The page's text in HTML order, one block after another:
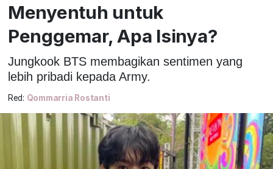
Menyentuh untuk
Penggemar, Apa Isinya?
Jungkook BTS membagikan sentimen yang
lebih pribadi kepada Army.
Red: Qommarria Rostanti